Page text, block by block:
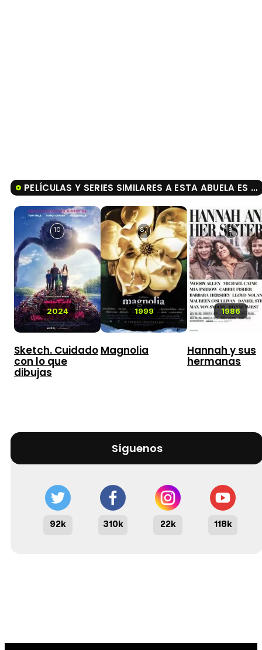
PELÍCULAS Y SERIES SIMILARES A ESTA ABUELA ES UN PELIGRO 2
2024
10
Sketch. Cuidado
con lo que
dibujas
1999
8,1
Magnolia
1986
8
Hannah y sus
hermanas
Síguenos
92k 310k 22k 118k